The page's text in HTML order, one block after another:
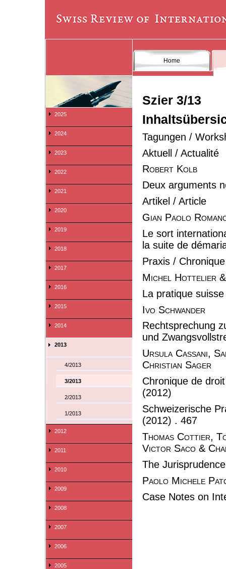
Home
2025
2024
2023
2022
2021
2020
2019
2018
2017
2016
2015
2014
2013
4/2013
3/2013
2/2013
1/2013
2012
2011
2010
2009
2008
2007
2006
2005
Szier 3/13
Tagungen /
Aktuell / Actualité
Robert Kolb
Deux arguments
Artikel / Article
Gian Paolo
Le sort
la suite de
Praxis / Chronique
Michel Hottelier
La pratique
Ivo Schwander
Rechtsprechung
und
Ursula Cassani,
Christian Sager
Chronique de
(2012)
Schweizerische
(2012) . 467
Thomas Cottier,
Victor Saco &
The
Paolo Michele
Case Notes on